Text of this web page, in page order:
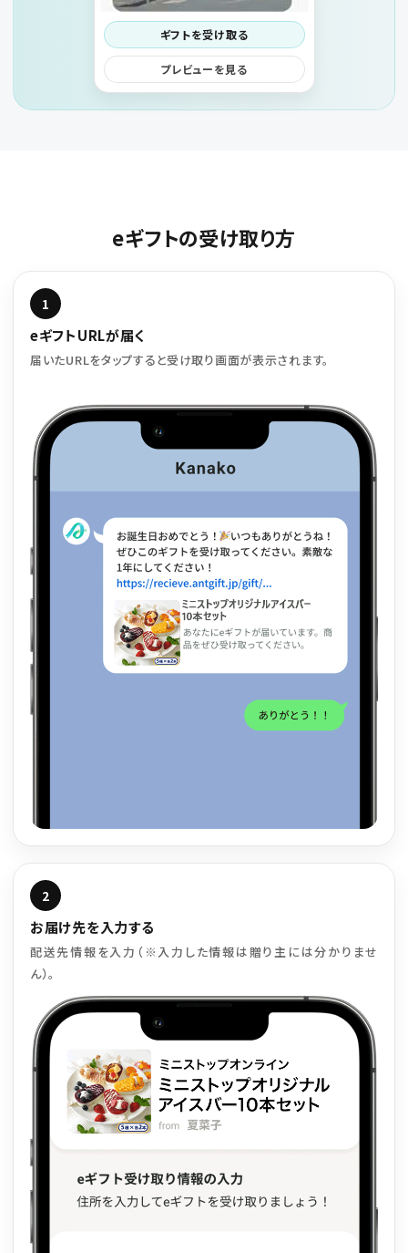
ギフトを受け取る
プレビューを見る
eギフトの受け取り方
1
eギフトURLが届く
届いたURLをタップすると受け取り画面が表示されます。
2
お届け先を入力する
配送先情報を入力（※入力した情報は贈り主には分かりませ
ん）。